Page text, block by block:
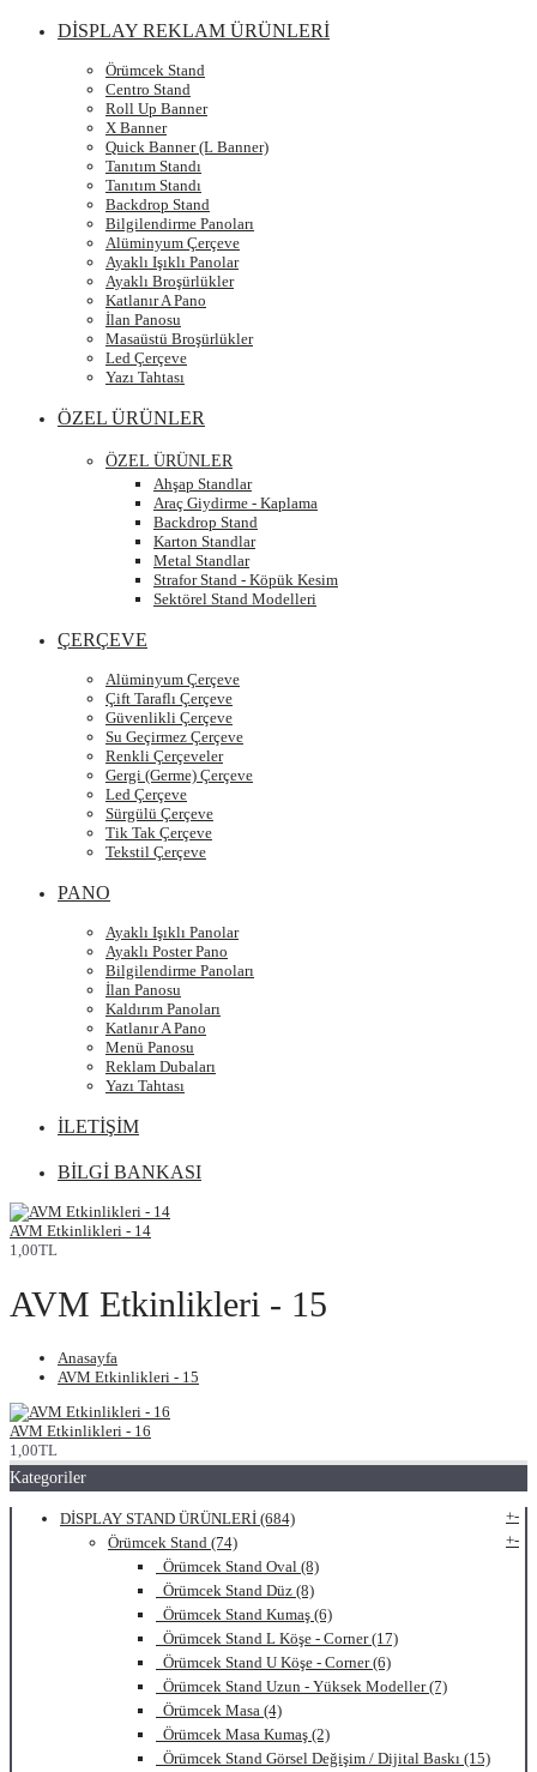
DİSPLAY REKLAM ÜRÜNLERİ
Örümcek Stand
Centro Stand
Roll Up Banner
X Banner
Quick Banner (L Banner)
Tanıtım Standı
Tanıtım Standı
Backdrop Stand
Bilgilendirme Panoları
Alüminyum Çerçeve
Ayaklı Işıklı Panolar
Ayaklı Broşürlükler
Katlanır A Pano
İlan Panosu
Masaüstü Broşürlükler
Led Çerçeve
Yazı Tahtası
ÖZEL ÜRÜNLER
ÖZEL ÜRÜNLER
Ahşap Standlar
Araç Giydirme - Kaplama
Backdrop Stand
Karton Standlar
Metal Standlar
Strafor Stand - Köpük Kesim
Sektörel Stand Modelleri
ÇERÇEVE
Alüminyum Çerçeve
Çift Taraflı Çerçeve
Güvenlikli Çerçeve
Su Geçirmez Çerçeve
Renkli Çerçeveler
Gergi (Germe) Çerçeve
Led Çerçeve
Sürgülü Çerçeve
Tik Tak Çerçeve
Tekstil Çerçeve
PANO
Ayaklı Işıklı Panolar
Ayaklı Poster Pano
Bilgilendirme Panoları
İlan Panosu
Kaldırım Panoları
Katlanır A Pano
Menü Panosu
Reklam Dubaları
Yazı Tahtası
İLETİŞİM
BİLGİ BANKASI
AVM Etkinlikleri - 14
1,00TL
AVM Etkinlikleri - 15
Anasayfa
AVM Etkinlikleri - 15
AVM Etkinlikleri - 16
1,00TL
Kategoriler
DİSPLAY STAND ÜRÜNLERİ (684) +-
Örümcek Stand (74)
+-
Örümcek Stand Oval (8)
Örümcek Stand Düz (8)
Örümcek Stand Kumaş (6)
Örümcek Stand L Köşe - Corner (17)
Örümcek Stand U Köşe - Corner (6)
Örümcek Stand Uzun - Yüksek Modeller (7)
Örümcek Masa (4)
Örümcek Masa Kumaş (2)
Örümcek Stand Görsel Değişim / Dijital Baskı (15)